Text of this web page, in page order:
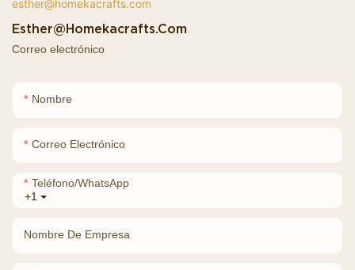
Esther@homekacrafts.com
Correo electrónico
Nombre
Correo Electrónico
+1
Teléfono/WhatsApp
Nombre De Empresa